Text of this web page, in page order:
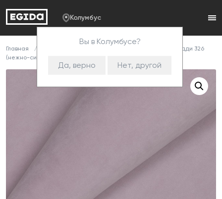
Колумбус
Вы в Колумбусе?
Да, верно Нет, другой
Главная
Тедди 326
(нежно-сирен)